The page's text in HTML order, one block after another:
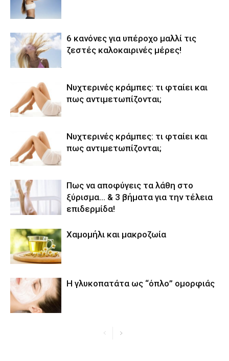
6 κανόνες για υπέροχο μαλλί τις
ζεστές καλοκαιρινές μέρες!
Νυχτερινές κράμπες: τι φταίει και
πως αντιμετωπίζονται;
Νυχτερινές κράμπες: τι φταίει και
πως αντιμετωπίζονται;
Πως να αποφύγεις τα λάθη στο
ξύρισμα… & 3 βήματα για την τέλεια
επιδερμίδα!
Χαμομήλι και μακροζωία
Η γλυκοπατάτα ως “όπλο” ομορφιάς